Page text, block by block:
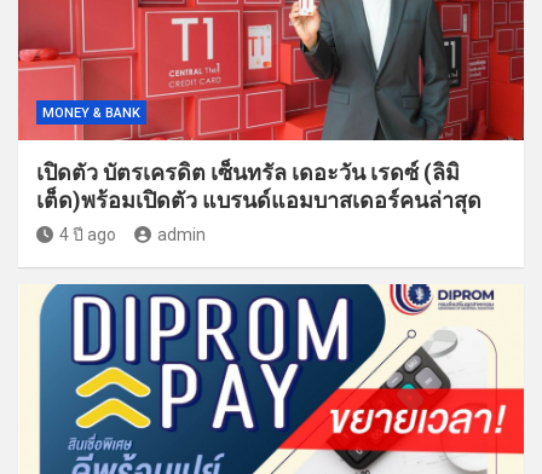
MONEY & BANK
เปิดตัว บัตรเครดิต เซ็นทรัล เดอะวัน เรดซ์ (ลิมิ
เต็ด)พร้อมเปิดตัว แบรนด์แอมบาสเดอร์คนล่าสุด
4 ปี ago admin